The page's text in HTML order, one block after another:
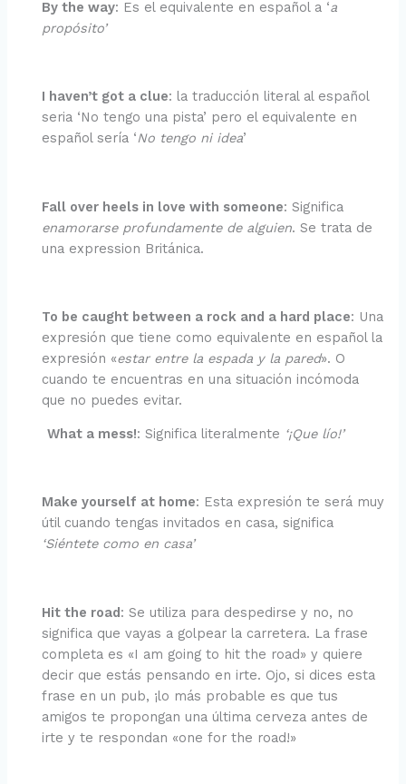
By the way: Es el equivalente en español a ‘a
propósito’
I haven’t got a clue: la traducción literal al español
seria ‘No tengo una pista’ pero el equivalente en
español sería ‘No tengo ni idea’
Fall over heels in love with someone: Significa
enamorarse profundamente de alguien.Se trata de
una expression Británica.
To be caught between a rock and a hard place: Una
expresión que tiene como equivalente en español la
expresión «estar entre la espada y la pared». O
cuando te encuentras en una situación incómoda
que no puedes evitar.
What a mess!: Significa literalmente ‘¡Que lío!’
Make yourself at home: Esta expresión te será muy
útil cuando tengas invitados en casa, significa
‘Siéntete como en casa’
Hit the road: Se utiliza para despedirse y no, no
significa que vayas a golpear la carretera. La frase
completa es «I am going to hit the road» y quiere
decir que estás pensando en irte. Ojo, si dices esta
frase en un pub, ¡lo más probable es que tus
amigos te propongan una última cerveza antes de
irte y te respondan «one for the road!»